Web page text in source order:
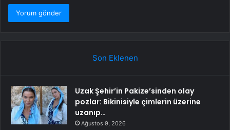
Son Eklenen
Uzak Şehir’in Pakize’sinden olay
pozlar: Bikinisiyle çimlerin üzerine
uzanıp…
Ağustos 9, 2026